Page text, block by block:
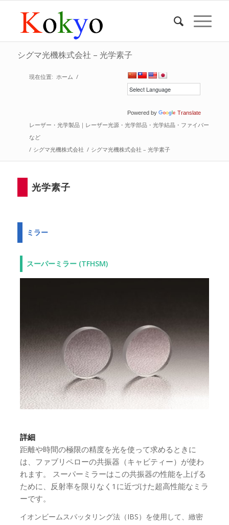
シグマ光機株式会社 – 光学素子
Powered by Translate
現在位置: ホーム /
レーザー・光学製品｜レーザー光源・光学部品・光学結晶・ファイバー
など
/ シグマ光機株式会社 / シグマ光機株式会社 – 光学素子
光学素子
ミラー
スーパーミラー (TFHSM)
詳細
距離や時間の極限の精度を光を使って求めるときに
は、ファブリペローの共振器（キャビティー）が使わ
れます。 スーパーミラーはこの共振器の性能を上げる
ために、反射率を限りなく1に近づけた超高性能なミラ
ーです。
イオンビームスパッタリング法（IBS）を使用して、緻密